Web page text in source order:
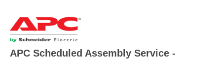
APC Scheduled Assembly Service -